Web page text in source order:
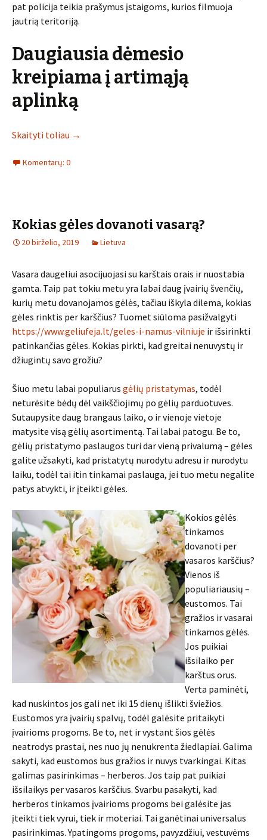
pat policija teikia prašymus įstaigoms, kurios filmuoja
jautrią teritoriją.
Daugiausia dėmesio
kreipiama į artimąją
aplinką
Skaityti toliau →
Komentarų: 0
Kokias gėles dovanoti vasarą?
20 birželio, 2019 Lietuva
Vasara daugeliui asocijuojasi su karštais orais ir nuostabia
gamta. Taip pat tokiu metu yra labai daug įvairių švenčių,
kurių metu dovanojamos gėlės, tačiau iškyla dilema, kokias
gėles rinktis per karščius? Tuomet siūloma pasižvalgyti
https://www.geliufeja.lt/geles-i-namus-vilniuje ir išsirinkti
patinkančias gėles. Kokias pirkti, kad greitai nenuvystų ir
džiugintų savo grožiu?
Šiuo metu labai populiarus gėlių pristatymas, todėl
neturėsite bėdų dėl vaikščiojimų po gėlių parduotuves.
Sutaupysite daug brangaus laiko, o ir vienoje vietoje
matysite visą gėlių asortimentą. Tai labai patogu. Be to,
gėlių pristatymo paslaugos turi dar vieną privalumą – gėles
galite užsakyti, kad pristatytų nurodytu adresu ir nurodytu
laiku, todėl tai itin tinkamai paslauga, jei tuo metu negalite
patys atvykti, ir įteikti gėles.
Kokios gėlės
tinkamos
dovanoti per
vasaros karščius?
Vienos iš
populiariausių –
eustomos. Tai
gražios ir vasarai
tinkamos gėlės.
Jos puikiai
išsilaiko per
karštus orus.
Verta paminėti,
kad nuskintos jos gali net iki 15 dienų išlikti šviežios.
Eustomos yra įvairių spalvų, todėl galėsite pritaikyti
įvairioms progoms. Be to, net ir vystant šios gėlės
neatrodys prastai, nes nuo jų nenukrenta žiedlapiai. Galima
sakyti, kad eustomos bus gražios ir nuvys tvarkingai. Kitas
galimas pasirinkimas – herberos. Jos taip pat puikiai
išsilaikys per vasaros karščius. Svarbu pasakyti, kad
herberos tinkamos įvairioms progoms bei galėsite jas
įteikti tiek vyrui, tiek ir moteriai. Tai ganėtinai universalus
pasirinkimas. Ypatingoms progoms, pavyzdžiui, vestuvėms